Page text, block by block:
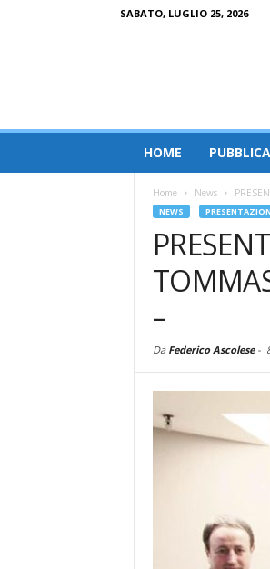
SABATO, LUGLIO 25, 2026
HOME
Home News
NEWS
–
Da Federico Ascolese-